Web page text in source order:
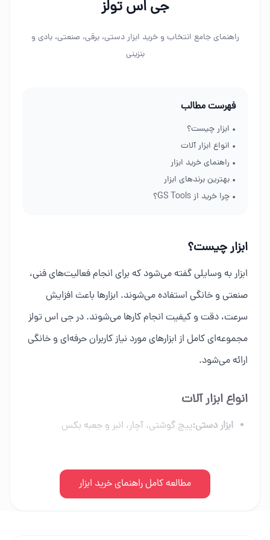
جی اس تولز
راهنمای جامع انتخاب و خرید ابزار دستی، برقی، صنعتی، بادی و
بنزینی
فهرست مطالب
• ابزار چیست؟
• انواع ابزار آلات
• راهنمای خرید ابزار
• بهترین برندهای ابزار
• چرا خرید از GS Tools؟
ابزار چیست؟
ابزار به وسایلی گفته می‌شود که برای انجام فعالیت‌های فنی،
صنعتی و خانگی استفاده می‌شوند. ابزارها باعث افزایش
سرعت، دقت و کیفیت انجام کارها می‌شوند. در جی اس تولز
مجموعه‌ای کامل از ابزارهای مورد نیاز کاربران حرفه‌ای و خانگی
ارائه می‌شود.
انواع ابزار آلات
ابزار دستی:پیچ گوشتی، آچار، انبر و جعبه بکس
کمپرسور، میخکوب و تجهیزات پنوماتیک
مطالعه کامل راهنمای خرید ابزار